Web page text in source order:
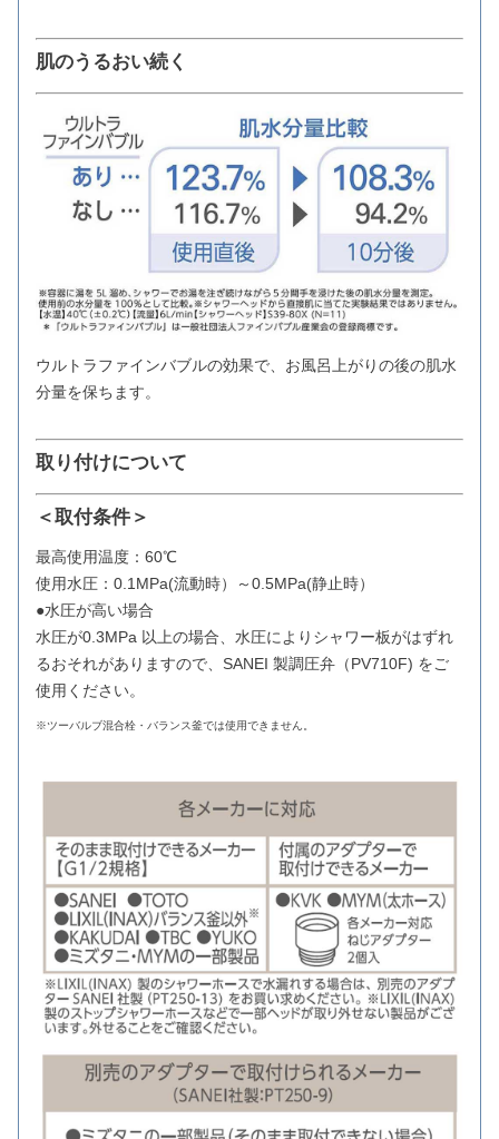
肌のうるおい続く
ウルトラファインバブルの効果で、お風呂上がりの後の肌水
分量を保ちます。
取り付けについて
＜取付条件＞
最高使用温度：60℃
使用水圧：0.1MPa(流動時）～0.5MPa(静止時）
●水圧が高い場合
水圧が0.3MPa 以上の場合、水圧によりシャワー板がはずれ
るおそれがありますので、SANEI 製調圧弁（PV710F) をご
使用ください。
※ツーバルブ混合栓・バランス釜では使用できません。